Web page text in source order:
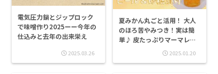
電気圧力鍋とジップロック
で味噌作り2025ーー今年の
仕込みと去年の出来栄え
2025.03.26
夏みかん丸ごと活用！ 大人
のほろ苦やみつき！実は簡
単♪ 皮たっぷりマーマレー
ド＆ピール＆砂糖漬け2025.01.20